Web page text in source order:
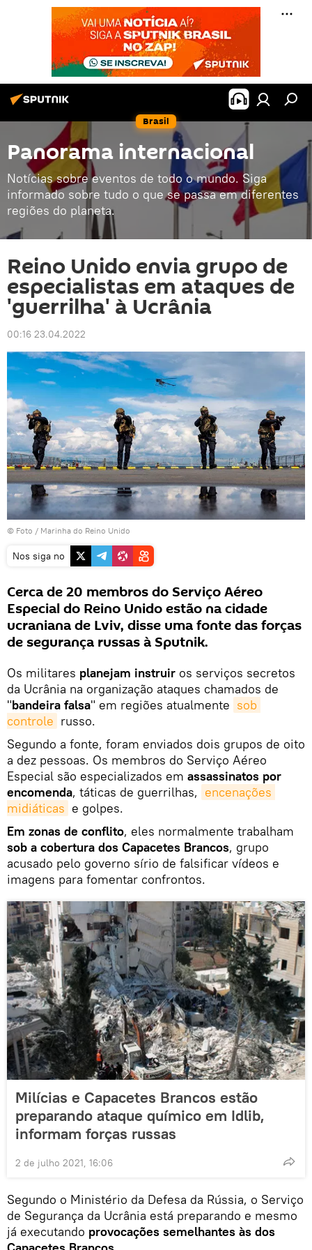
Brasil
Panorama internacional
Notícias sobre eventos de todo o mundo. Siga
informado sobre tudo o que se passa em diferentes
regiões do planeta.
Reino Unido envia grupo de
especialistas em ataques de
'guerrilha' à Ucrânia
00:16 23.04.2022
© Foto / Marinha do Reino Unido
Nos siga no
Cerca de 20 membros do Serviço Aéreo
Especial do Reino Unido estão na cidade
ucraniana de Lviv, disse uma fonte das forças
de segurança russas à Sputnik.
Os militares planejam instruir os serviços secretos
da Ucrânia na organização ataques chamados de
"bandeira falsa" em regiões atualmente sob
controle russo.
Segundo a fonte, foram enviados dois grupos de oito
a dez pessoas. Os membros do Serviço Aéreo
Especial são especializados em assassinatos por
encomenda, táticas de guerrilhas, encenações
midiáticas e golpes.
Em zonas de conflito, eles normalmente trabalham
sob a cobertura dos Capacetes Brancos, grupo
acusado pelo governo sírio de falsificar vídeos e
imagens para fomentar confrontos.
Milícias e Capacetes Brancos estão
preparando ataque químico em Idlib,
informam forças russas
2 de julho 2021, 16:06
Segundo o Ministério da Defesa da Rússia, o Serviço
de Segurança da Ucrânia está preparando e mesmo
já executando provocações semelhantes às dos